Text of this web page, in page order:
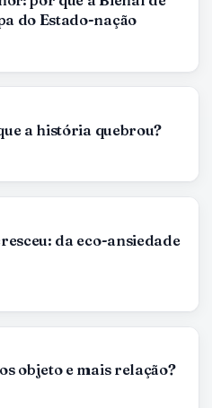
do Estado-nação
a história quebrou?
da eco-ansiedade
objeto e mais relação?